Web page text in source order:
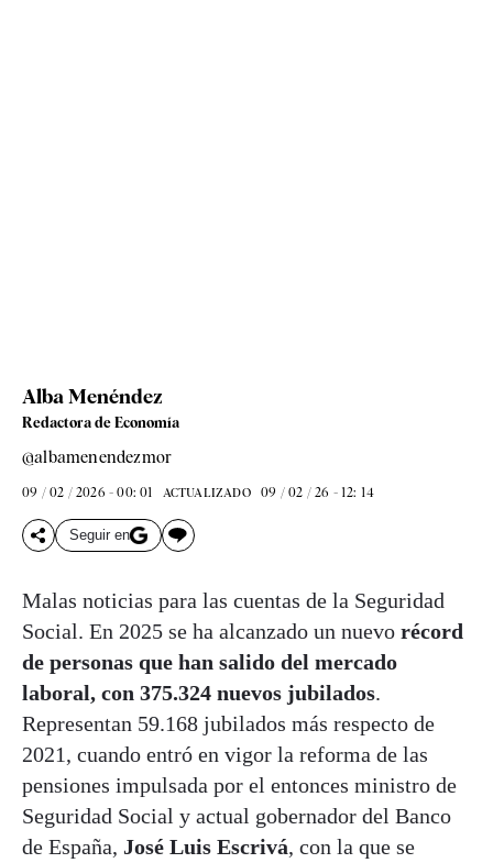
Alba Menéndez
Redactora de Economía
@albamenendezmor
09 / 02 / 2026 - 00: 01 ACTUALIZADO 09 / 02 / 26 - 12: 14
Seguir en
Malas noticias para las cuentas de la Seguridad
Social. En 2025 se ha alcanzado un nuevo récord
de personas que han salido del mercado
laboral, con 375.324 nuevos jubilados.
Representan 59.168 jubilados más respecto de
2021, cuando entró en vigor la reforma de las
pensiones impulsada por el entonces ministro de
Seguridad Social y actual gobernador del Banco
de España, José Luis Escrivá, con la que se